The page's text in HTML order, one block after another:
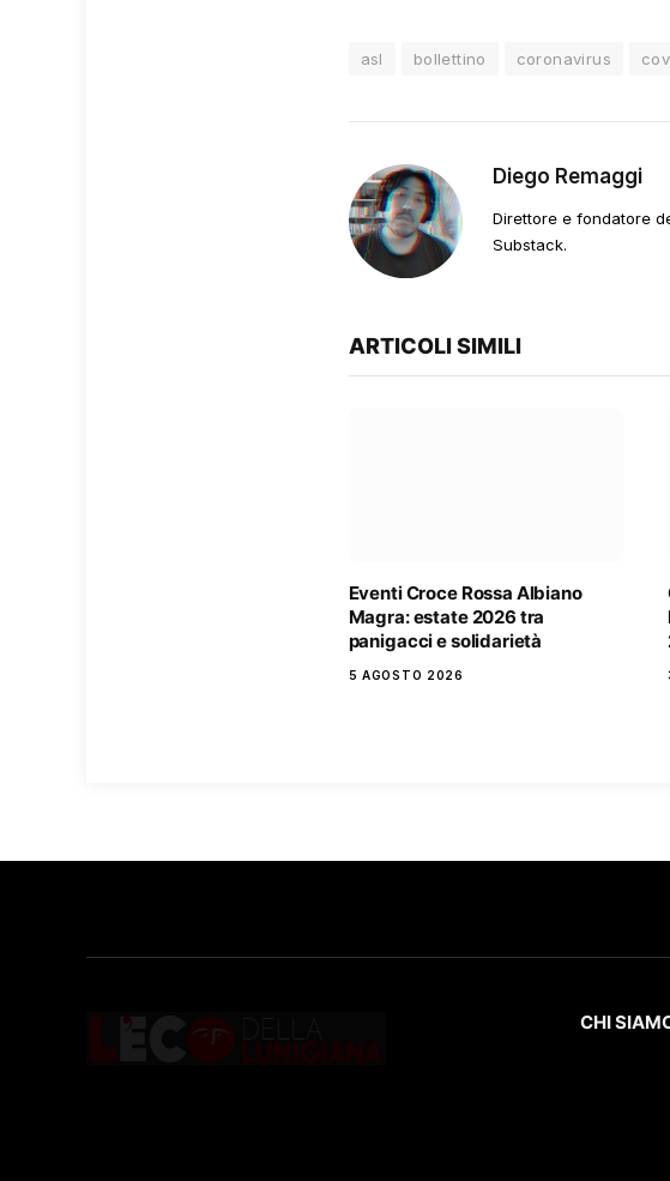
asl bollettino coronavirus
Diego Remaggi
Direttore e fondatore
Substack.
ARTICOLI SIMILI
Eventi Croce Rossa Albiano
Magra: estate 2026 tra
panigacci e solidarietà
5 AGOSTO 2026
CHI